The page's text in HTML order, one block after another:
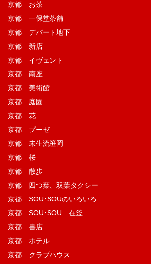
京都 お茶
京都 一保堂茶舗
京都 デパート地下
京都 新店
京都 イヴェント
京都 南座
京都 美術館
京都 庭園
京都 花
京都 プーゼ
京都 未生流笹岡
京都 桜
京都 散歩
京都 四つ葉、双葉タクシー
京都 SOU･SOUのいろいろ
京都 SOU･SOU 在釜
京都 書店
京都 ホテル
京都 クラブハウス